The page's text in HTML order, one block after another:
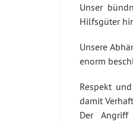
Unser
Hilfsgüter
Unsere
enorm
Respekt
damit
Der